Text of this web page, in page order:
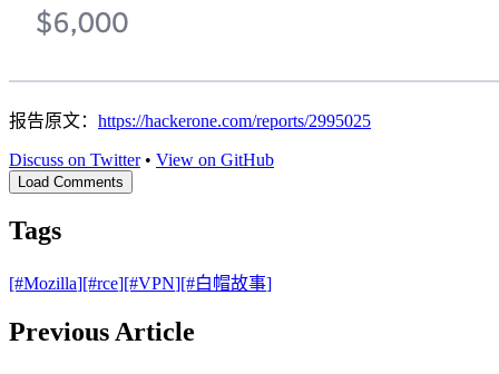
报告原文： https://hackerone.com/reports/2995025
Discuss on Twitter• View on GitHub
Load Comments
Tags
[#Mozilla][#rce][#VPN][#白帽故事]
Previous Article